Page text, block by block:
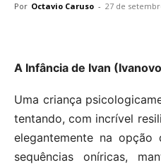
Por Octavio Caruso - 27 de
A Infância de Ivan
Uma criança
tentando, com incrível
elegantemente na
sequências oníricas,